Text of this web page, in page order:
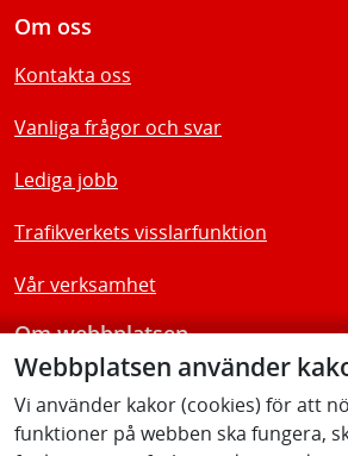
Webbplatsen använder
Vi använder kakor (cookies) för att
funktioner på webben ska fungera,
Om oss
Kontakta oss
Vanliga frågor och svar
Lediga jobb
Trafikverkets visslarfunktion
Vår verksamhet
Om webbplatsen
Tillgänglighetsredogörelse
Följ oss